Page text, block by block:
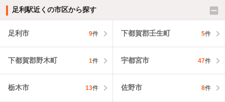
足利駅近くの市区から探す
足利市 9件 下都賀郡壬生町 5件
下都賀郡野木町 1件 宇都宮市 47件
栃木市 13件 佐野市 8件